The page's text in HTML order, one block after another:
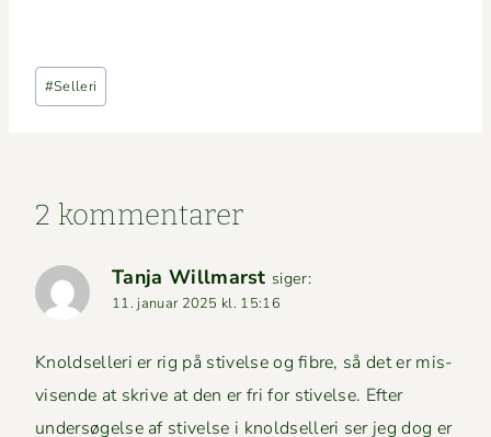
Indlæg-
tags:
#Selleri
2 kommentarer
Tanja Willmarst siger:
11. januar 2025 kl. 15:16
Knold­sel­leri er rig på stivelse og fibre, så det er mis­
visende at skrive at den er fri for stivelse. Efter
under­søgelse af stivelse i knold­sel­leri ser jeg dog er